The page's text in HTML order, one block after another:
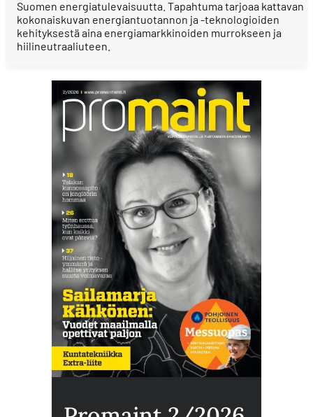
Suomen energiatulevaisuutta. Tapahtuma tarjoaa kattavan
kokonaiskuvan energiantuotannon ja -teknologioiden
kehityksestä aina energiamarkkinoiden murrokseen ja
hiilineutraaliuteen.